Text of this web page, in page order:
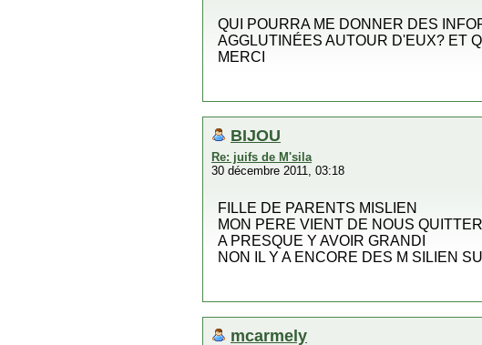
QUI POURRA ME DONNER DES
AGGLUTINÉES AUTOUR D'EUX? ET
MERCI
BIJOU
Re: juifs de M'sila
30 décembre 2011, 03:18
FILLE DE PARENTS MISLIEN
MON PERE VIENT DE NOUS
A PRESQUE Y AVOIR GRANDI
NON IL Y A ENCORE DES M SILIEN
mcarmely